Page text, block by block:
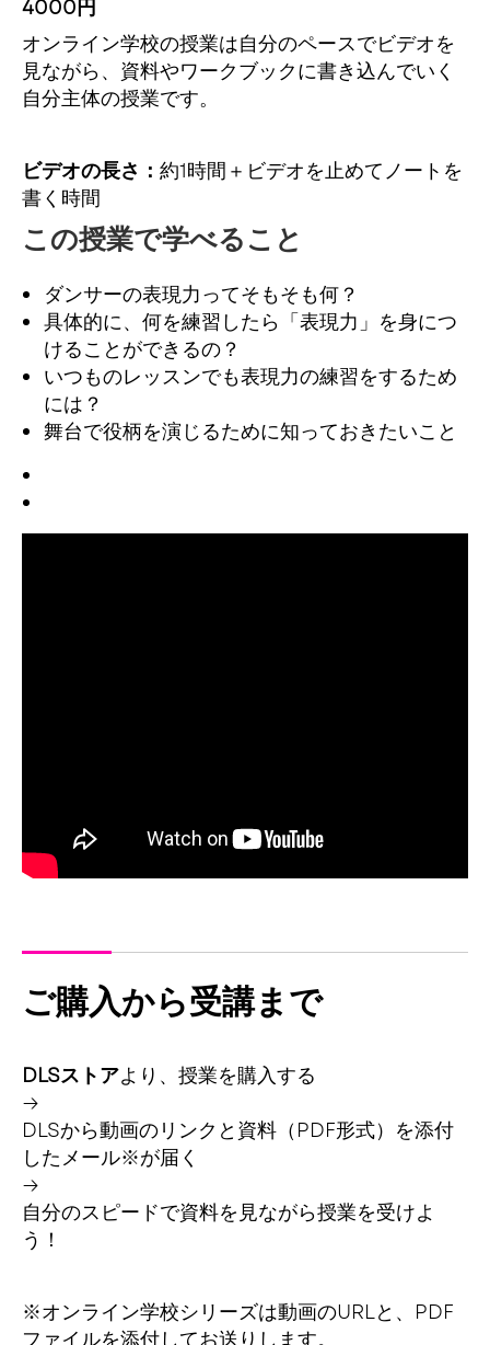
4000円
オンライン学校の授業は自分のペースでビデオを
見ながら、資料やワークブックに書き込んでいく
自分主体の授業です。
ビデオの長さ： 約1時間＋ビデオを止めてノートを
書く時間
この授業で学べること
ダンサーの表現力ってそもそも何？
具体的に、何を練習したら「表現力」を身につ
けることができるの？
いつものレッスンでも表現力の練習をするため
には？
舞台で役柄を演じるために知っておきたいこと
ご購入から受講まで
DLSストアより、授業を購入する
→
DLSから動画のリンクと資料（PDF形式）を添付
したメール※が届く
→
自分のスピードで資料を見ながら授業を受けよ
う！
※オンライン学校シリーズは動画のURLと、PDF